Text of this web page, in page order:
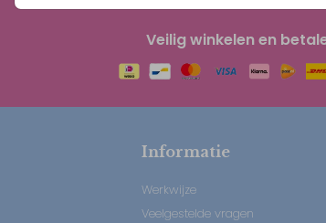
Veilig winkelen en
Informatie
Werkwijze
Veelgestelde vragen